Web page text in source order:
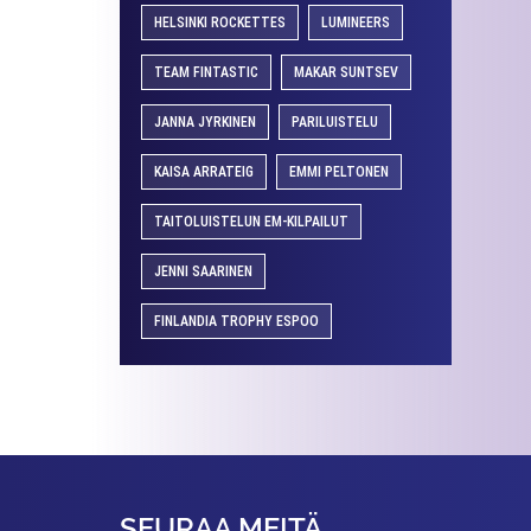
HELSINKI ROCKETTES LUMINEERS
TEAM FINTASTIC MAKAR SUNTSEV
JANNA JYRKINEN PARILUISTELU
KAISA ARRATEIG EMMI PELTONEN
TAITOLUISTELUN EM-KILPAILUT
JENNI SAARINEN
FINLANDIA TROPHY ESPOO